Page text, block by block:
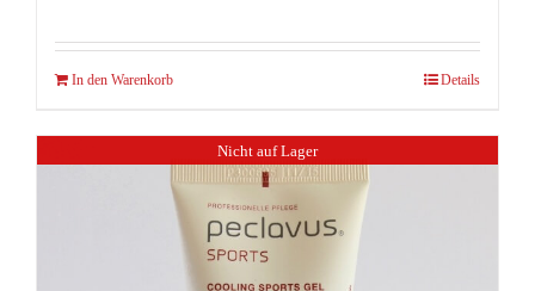
In den Warenkorb Details
Nicht auf Lager